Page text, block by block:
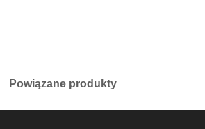
Powiązane produkty